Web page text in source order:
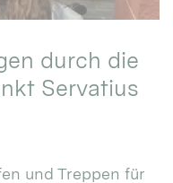
durch die
Servatius
und Treppen für